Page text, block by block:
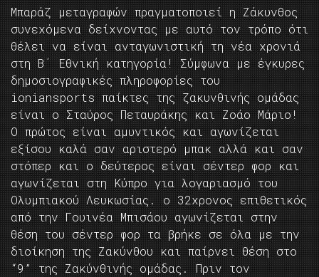
Μπαράζ μεταγραφών πραγματοποιεί η Ζάκυνθος
συνεχόμενα δείχνοντας με αυτό τον τρόπο ότι
θέλει να είναι ανταγωνιστική τη νέα χρονιά
στη Β΄ Εθνική κατηγορία! Σύμφωνα με έγκυρες
δημοσιογραφικές πληροφορίες του
ioniansports παίκτες της ζακυνθινής ομάδας
είναι ο Σταύρος Πεταυράκης και Ζοάο Μάριο!
Ο πρώτος είναι αμυντικός και αγωνίζεται
εξίσου καλά σαν αριστερό μπακ αλλά και σαν
στόπερ και ο δεύτερος είναι σέντερ φορ και
αγωνίζεται στη Κύπρο για λογαριασμό του
Ολυμπιακού Λευκωσίας. ο 32χρονος επιθετικός
από την Γουινέα Μπισάου αγωνίζεται στην
θέση του σέντερ φορ τα βρήκε σε όλα με την
διοίκηση της Ζακύνθου και παίρνει θέση στο
“9” της Ζακύνθινής ομάδας. Πριν τον